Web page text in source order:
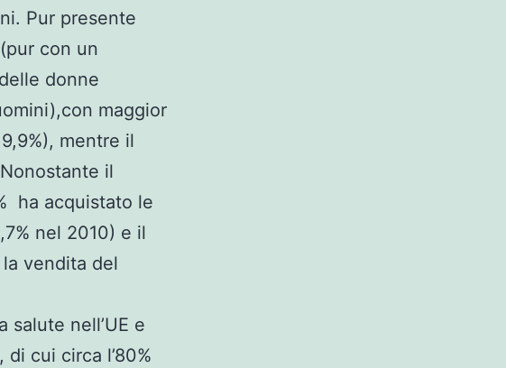
Pur presente
con un
donne
maggior
mentre il
il
ha acquistato le
nel 2010) e il
vendita del
salute nell’UE e
cui circa l’80%